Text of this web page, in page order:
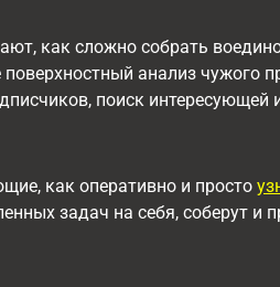
как сложно собрать
анализ чужого
поиск
как оперативно и просто
задач на себя, соберут и